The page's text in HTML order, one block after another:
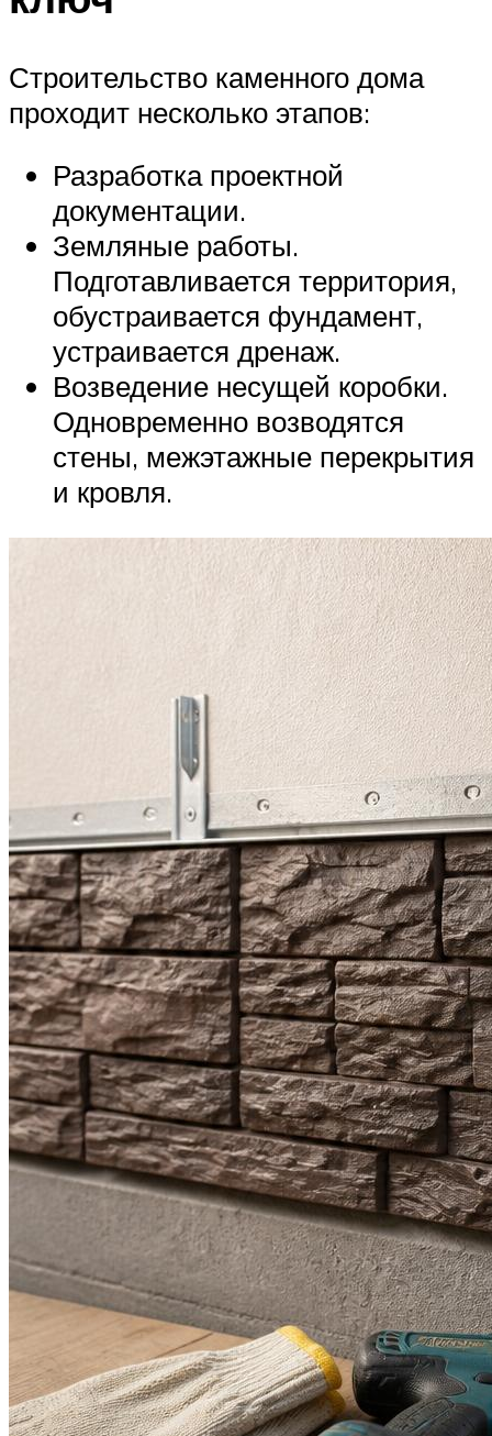
Строительство каменного дома
проходит несколько этапов:
Разработка проектной
документации.
Земляные работы.
Подготавливается территория,
обустраивается фундамент,
устраивается дренаж.
Возведение несущей коробки.
Одновременно возводятся
стены, межэтажные перекрытия
и кровля.